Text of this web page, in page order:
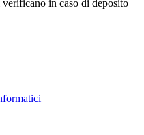
in caso di deposito